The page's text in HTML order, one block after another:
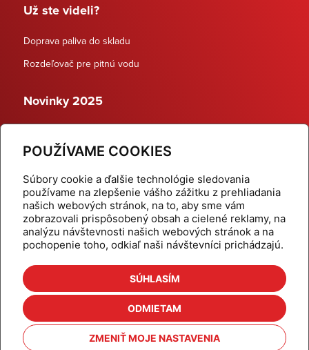
POUŽÍVAME COOKIES
Súbory cookie a ďalšie technológie sledovania
používame na zlepšenie vášho zážitku z prehliadania
našich webových stránok, na to, aby sme vám
zobrazovali prispôsobený obsah a cielené reklamy, na
analýzu návštevnosti našich webových stránok a na
pochopenie toho, odkiaľ naši návštevníci prichádzajú.
SÚHLASÍM
ODMIETAM
ZMENIŤ MOJE NASTAVENIA
Už ste videli?
Doprava paliva do skladu
Rozdeľovač pre pitnú vodu
Novinky 2025
Dynamické termostatické ventily
Domov
Produkty
Aktuality
Odber šikovné tipy
Kalkulačky
Cenníky
Na stiahnutie
Referencie
Kontakt